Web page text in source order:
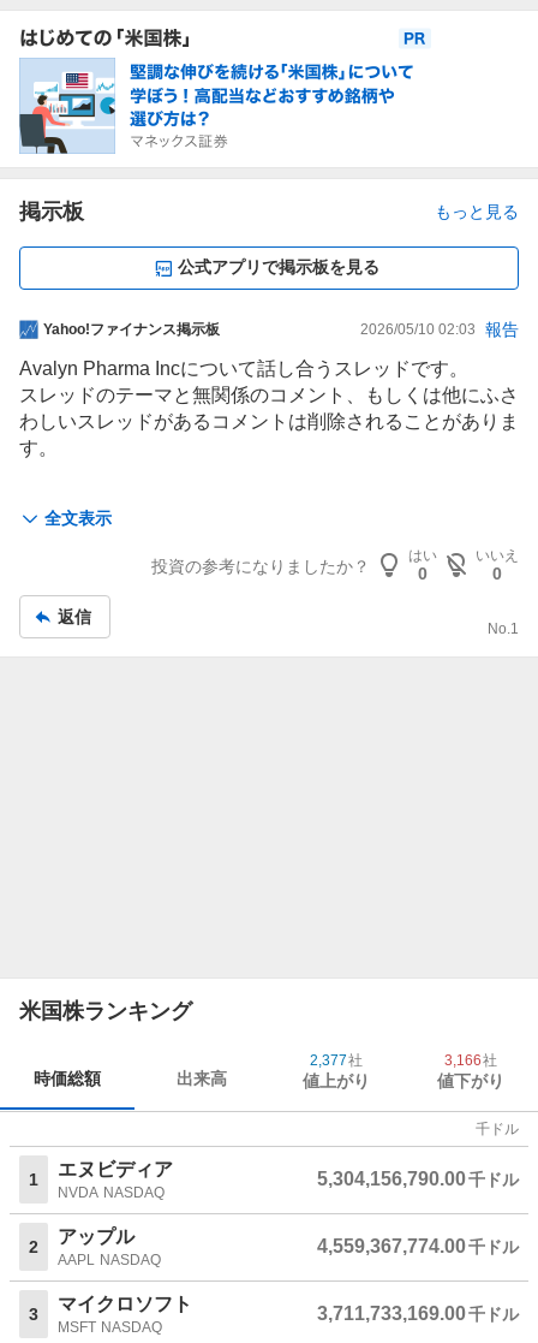
掲示板 もっと見る
公式アプリで掲示板を見る
掲
示
記
事
Yahoo!ファイナンス掲示板 2026/05/10 02:03 報告
全文表示
Avalyn Pharma Incについて話し合うスレッドです。
スレッドのテーマと無関係のコメント、もしくは他にふさ
わしいスレッドがあるコメントは削除されることがありま
す。
ドに参加する場合は、LINEヤフー共通利用規約を再読し
LINEヤフー株式会社は情報の内容や正確さについて責任
を負うことはできません。
その種の情報に基づいて行われた取引や投資決定に対して
投資の参考になりましたか？
はい
0
いいえ
0
返信
No.1
米国株ランキング
時価総額 出来高
2,377社
値上がり
3,166社
値下がり
千ドル
1 エヌビディア
NVDA NASDAQ
5,304,156,790.00千ドル
2 アップル
AAPL NASDAQ
4,559,367,774.00千ドル
3 マイクロソフト
MSFT NASDAQ
3,711,733,169.00千ドル